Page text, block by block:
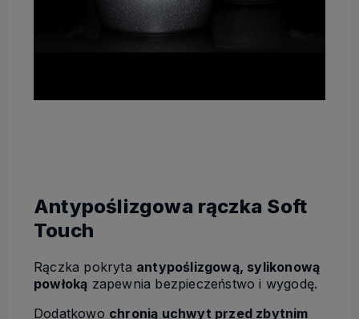
Antypoślizgowa rączka Soft
Touch
Rączka pokryta antypoślizgową, sylikonową
powłoką zapewnia bezpieczeństwo i wygodę.
Dodatkowo chronią uchwyt przed zbytnim